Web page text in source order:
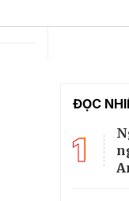
ĐỌC
1